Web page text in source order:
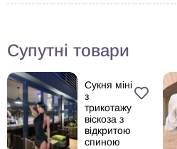
Супутні товари
Сукня міні
з
трикотажу
віскоза з
відкритою
спиною